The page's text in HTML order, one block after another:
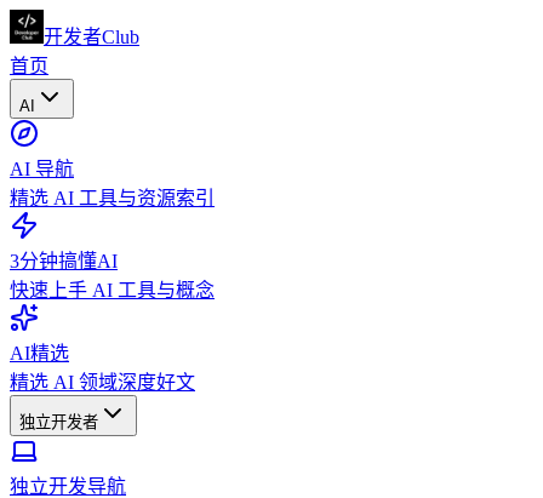
开发者Club
首页
AI
AI 导航
精选 AI 工具与资源索引
3分钟搞懂AI
快速上手 AI 工具与概念
AI精选
精选 AI 领域深度好文
独立开发者
独立开发导航